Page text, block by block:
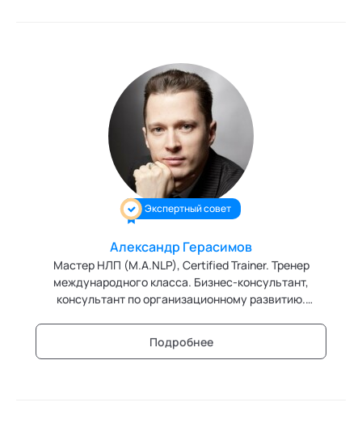
Академии социальных технологий
Экспертный совет
Александр Герасимов
Мастер НЛП (M.A.NLP), Certified Trainer. Тренер
международного класса. Бизнес-консультант,
консультант по организационному развитию.
совета кафедры "Нейролингвистическое
Подробнее